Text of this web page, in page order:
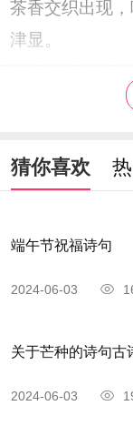
茶香交织出现
津显。
猜你喜欢
端午节祝福诗句
2024-06-03
关于芒种的诗句古
2024-06-03